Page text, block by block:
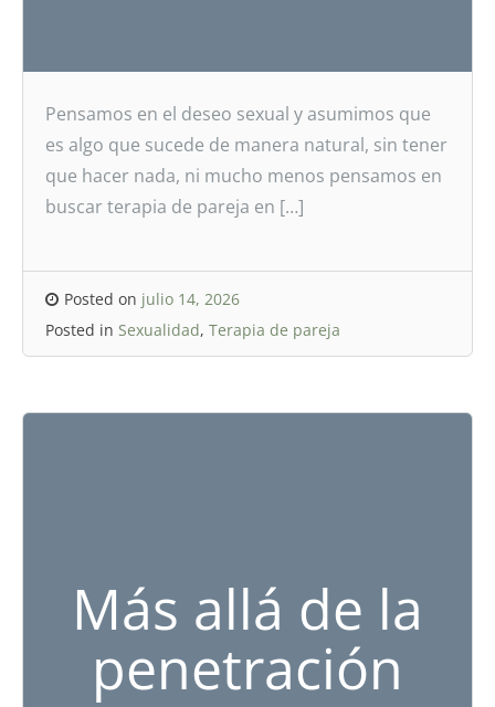
Pensamos en el deseo sexual y asumimos que
es algo que sucede de manera natural, sin tener
que hacer nada, ni mucho menos pensamos en
buscar terapia de pareja en […]
Posted on julio 14, 2026
Posted in Sexualidad, Terapia de pareja
Más allá de la
penetración